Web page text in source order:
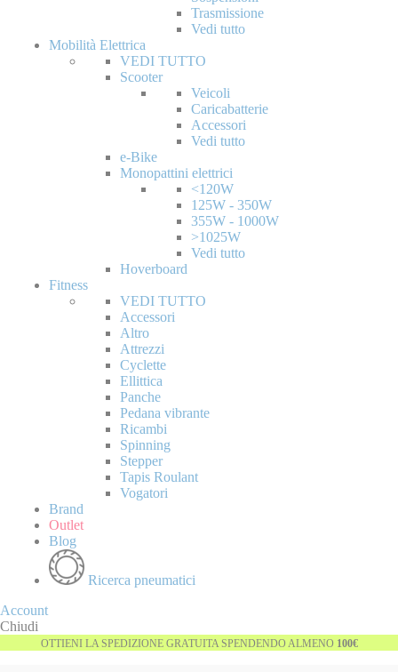
Trasmissione
Vedi tutto
Mobilità Elettrica
VEDI TUTTO
Scooter
Veicoli
Caricabatterie
Accessori
Vedi tutto
e-Bike
Monopattini elettrici
<120W
125W - 350W
355W - 1000W
>1025W
Vedi tutto
Hoverboard
Fitness
VEDI TUTTO
Accessori
Altro
Attrezzi
Cyclette
Ellittica
Panche
Pedana vibrante
Ricambi
Spinning
Stepper
Tapis Roulant
Vogatori
Brand
Outlet
Blog
Ricerca pneumatici
Account
Chiudi
OTTIENI LA SPEDIZIONE GRATUITA SPENDENDO ALMENO 100€